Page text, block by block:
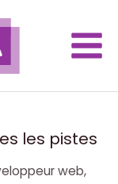
Main
les pistes
web,